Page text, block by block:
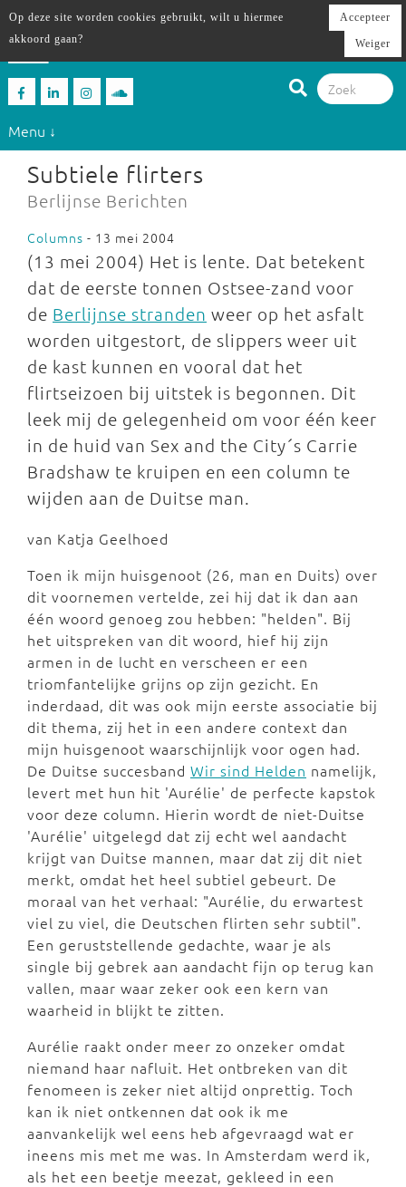
Menu ↓
Subtiele flirters
Berlijnse Berichten
Columns - 13 mei 2004
(13 mei 2004) Het is lente. Dat betekent
dat de eerste tonnen Ostsee-zand voor
de Berlijnse stranden weer op het asfalt
worden uitgestort, de slippers weer uit
de kast kunnen en vooral dat het
flirtseizoen bij uitstek is begonnen. Dit
leek mij de gelegenheid om voor één keer
in de huid van Sex and the City´s Carrie
Bradshaw te kruipen en een column te
wijden aan de Duitse man.
van Katja Geelhoed
Toen ik mijn huisgenoot (26, man en Duits) over
dit voornemen vertelde, zei hij dat ik dan aan
één woord genoeg zou hebben: "helden". Bij
het uitspreken van dit woord, hief hij zijn
armen in de lucht en verscheen er een
triomfantelijke grijns op zijn gezicht. En
inderdaad, dit was ook mijn eerste associatie bij
dit thema, zij het in een andere context dan
mijn huisgenoot waarschijnlijk voor ogen had.
De Duitse succesband Wir sind Helden namelijk,
levert met hun hit 'Aurélie' de perfecte kapstok
voor deze column. Hierin wordt de niet-Duitse
'Aurélie' uitgelegd dat zij echt wel aandacht
krijgt van Duitse mannen, maar dat zij dit niet
merkt, omdat het heel subtiel gebeurt. De
moraal van het verhaal: "Aurélie, du erwartest
viel zu viel, die Deutschen flirten sehr subtil".
Een geruststellende gedachte, waar je als
single bij gebrek aan aandacht fijn op terug kan
vallen, maar waar zeker ook een kern van
waarheid in blijkt te zitten.
Aurélie raakt onder meer zo onzeker omdat
niemand haar nafluit. Het ontbreken van dit
fenomeen is zeker niet altijd onprettig. Toch
kan ik niet ontkennen dat ook ik me
aanvankelijk wel eens heb afgevraagd wat er
ineens mis met me was. In Amsterdam werd ik,
als het een beetje meezat, gekleed in een
Op deze site worden cookies gebruikt, wilt u hiermee
akkoord gaan?
Accepteer
Weiger